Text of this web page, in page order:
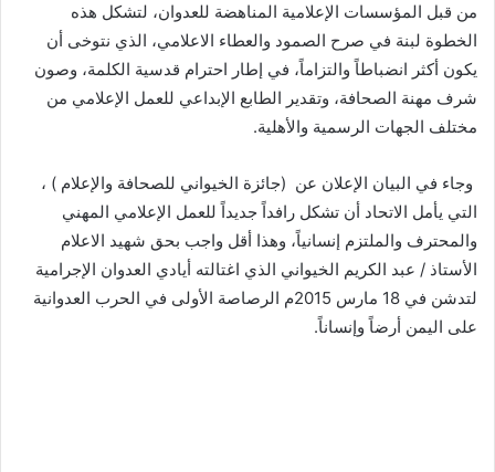
من قبل المؤسسات الإعلامية المناهضة للعدوان، لتشكل هذه
الخطوة لبنة في صرح الصمود والعطاء الاعلامي، الذي نتوخى أن
يكون أكثر انضباطاً والتزاماً، في إطار احترام قدسية الكلمة، وصون
شرف مهنة الصحافة، وتقدير الطابع الإبداعي للعمل الإعلامي من
مختلف الجهات الرسمية والأهلية.
وجاء في البيان الإعلان عن (جائزة الخيواني للصحافة والإعلام ) ،
التي يأمل الاتحاد أن تشكل رافداً جديداً للعمل الإعلامي المهني
والمحترف والملتزم إنسانياً، وهذا أقل واجب بحق شهيد الاعلام
الأستاذ / عبد الكريم الخيواني الذي اغتالته أيادي العدوان الإجرامية
لتدشن في 18 مارس 2015م الرصاصة الأولى في الحرب العدوانية
على اليمن أرضاً وإنساناً.